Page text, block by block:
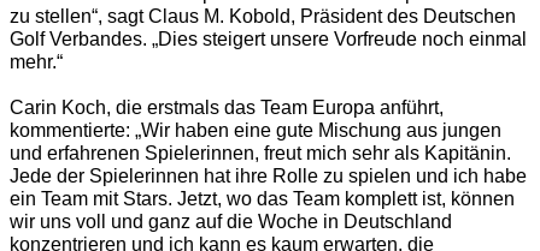
zu stellen“, sagt Claus M. Kobold, Präsident des Deutschen
Golf Verbandes. „Dies steigert unsere Vorfreude noch einmal
mehr.“
Carin Koch, die erstmals das Team Europa anführt,
kommentierte: „Wir haben eine gute Mischung aus jungen
und erfahrenen Spielerinnen, freut mich sehr als Kapitänin.
Jede der Spielerinnen hat ihre Rolle zu spielen und ich habe
ein Team mit Stars. Jetzt, wo das Team komplett ist, können
wir uns voll und ganz auf die Woche in Deutschland
konzentrieren und ich kann es kaum erwarten, die